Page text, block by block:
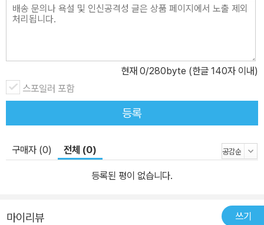
(L’Homme Machine)≫(1747)가 가장 널리 알려져 있고, 그 밖에
≪영혼론(Traite de l’ame)≫(1745), ≪인간-식물(L’homme plan
현재 0/280byte (한글 140자 이내)
스포일러 포함
등록
구매자 (0) 전체 (0)
등록된 평이 없습니다.
마이리뷰 쓰기